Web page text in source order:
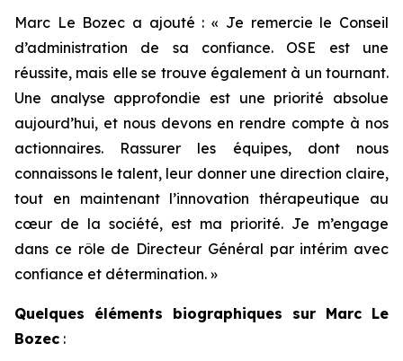
Marc Le Bozec a ajouté : « Je remercie le Conseil
d’administration de sa confiance. OSE est une
réussite, mais elle se trouve également à un tournant.
Une analyse approfondie est une priorité absolue
aujourd’hui, et nous devons en rendre compte à nos
actionnaires. Rassurer les équipes, dont nous
connaissons le talent, leur donner une direction claire,
tout en maintenant l’innovation thérapeutique au
cœur de la société, est ma priorité. Je m’engage
dans ce rôle de Directeur Général par intérim avec
confiance et détermination. »
Quelques éléments biographiques sur Marc Le
Bozec :